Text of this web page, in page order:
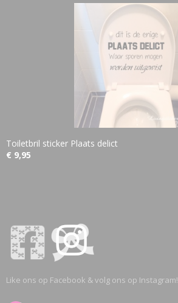
Toiletbril sticker Plaats delict
€ 9,95
Like ons op Facebook & volg ons op Instagram!